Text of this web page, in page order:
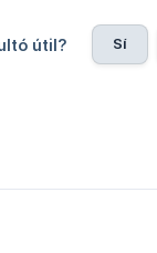
útil? Sí